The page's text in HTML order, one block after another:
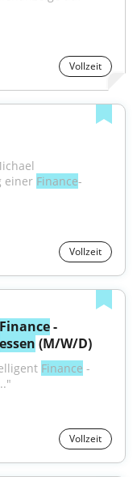
Vollzeit
einer Finance-
Vollzeit
Finance -
essen (M/W/D)
Finance -
Vollzeit